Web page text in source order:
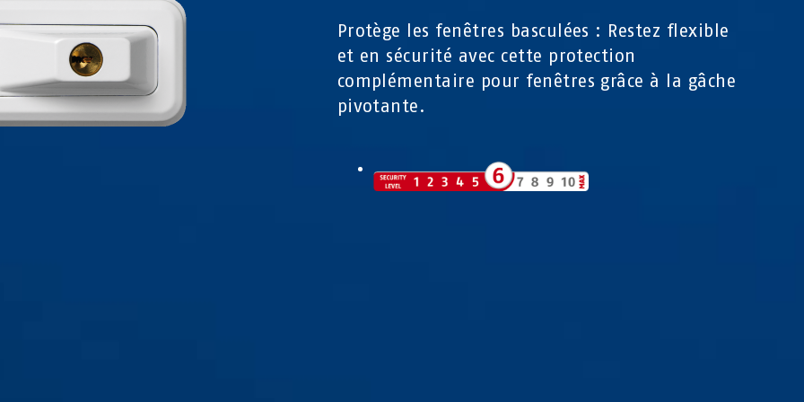
Protège les fenêtres basculées : Restez flexible
et en sécurité avec cette protection
complémentaire pour fenêtres grâce à la gâche
pivotante.